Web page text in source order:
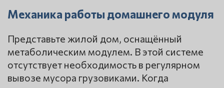
Механика работы домашнего модуля
Представьте жилой дом, оснащённый
метаболическим модулем. В этой системе
отсутствует необходимость в регулярном
вывозе мусора грузовиками. Когда